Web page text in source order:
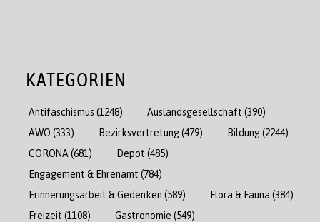
KATEGORIEN
Antifaschismus (1248) Auslandsgesellschaft (390)
AWO (333) Bezirksvertretung(479) Bildung(2244)
CORONA (681) Depot (485)
Engagement & Ehrenamt (784)
Erinnerungsarbeit & Gedenken (589) Flora & Fauna (384)
Freizeit (1108) Gastronomie (549)